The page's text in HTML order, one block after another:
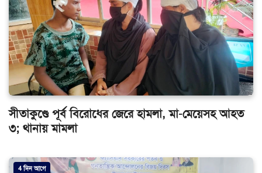
সীতাকুণ্ডে পূর্ব বিরোধের জেরে হামলা, মা-মেয়েসহ আহত
৩; থানায় মামলা
4 দিন আগে